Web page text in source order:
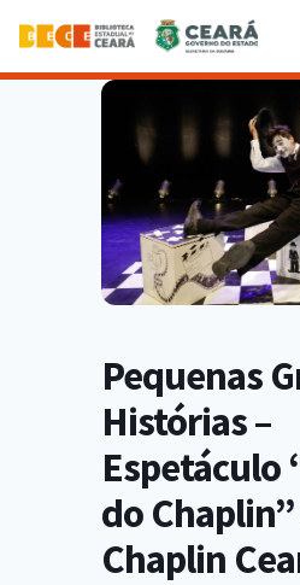
Pequenas
Histórias –
Espetáculo
do
Chaplin